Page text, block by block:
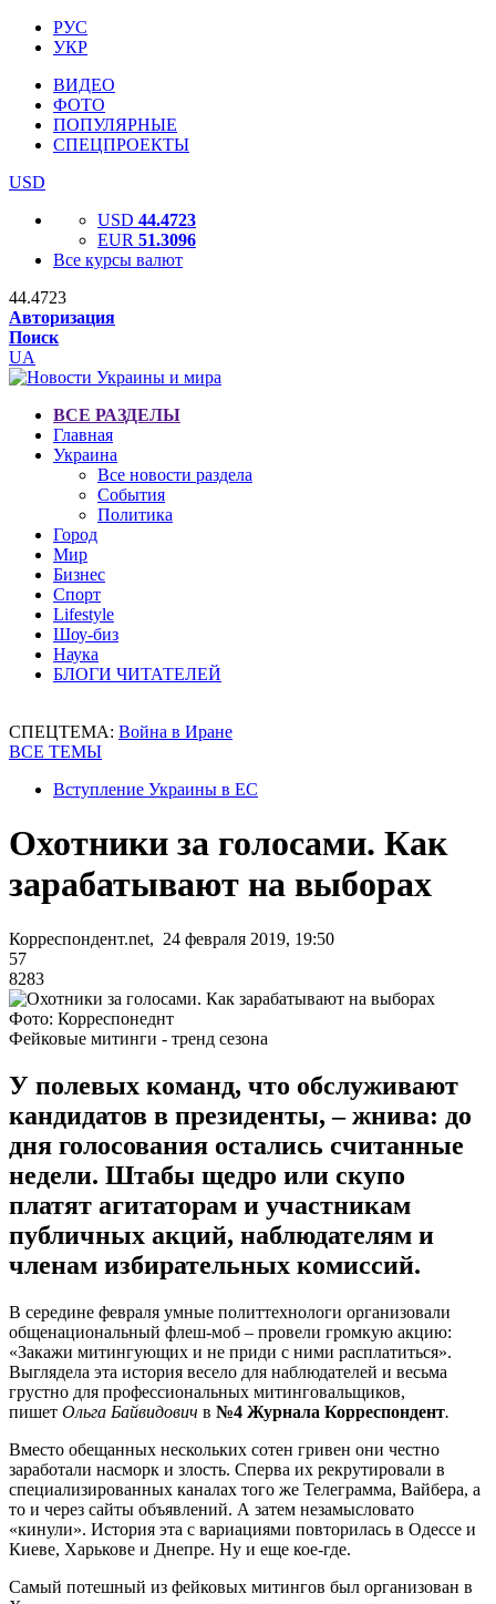
РУС
УКР
ВИДЕО
ФОТО
ПОПУЛЯРНЫЕ
СПЕЦПРОЕКТЫ
USD
USD 44.4723
EUR 51.3096
Все курсы валют
44.4723
Авторизация
Поиск
UA
ВСЕ РАЗДЕЛЫ
Главная
Украина
Все новости раздела
События
Политика
Город
Мир
Бизнес
Спорт
Lifestyle
Шоу-биз
Наука
БЛОГИ ЧИТАТЕЛЕЙ
СПЕЦТЕМА: Война в Иране
ВСЕ ТЕМЫ
Вступление Украины в ЕС
Охотники за голосами. Как
зарабатывают на выборах
Корреспондент.net, 24 февраля 2019, 19:50
57
8283
Фото: Корреспонеднт
Фейковые митинги - тренд сезона
У полевых команд, что обслуживают
кандидатов в президенты, – жнива: до
дня голосования остались считанные
недели. Штабы щедро или скупо
платят агитаторам и участникам
публичных акций, наблюдателям и
членам избирательных комиссий.
В середине февраля умные политтехнологи организовали
общенациональный флеш-моб – провели громкую акцию:
«Закажи митингующих и не приди с ними расплатиться».
Выглядела эта история весело для наблюдателей и весьма
грустно для профессиональных митинговальщиков,
пишет Ольга Байвидович в №4 Журнала Корреспондент.
Вместо обещанных нескольких сотен гривен они честно
заработали насморк и злость. Сперва их рекрутировали в
специализированных каналах того же Телеграмма, Вайбера, а
то и через сайты объявлений. А затем незамысловато
«кинули». История эта с вариациями повторилась в Одессе и
Киеве, Харькове и Днепре. Ну и еще кое-где.
Самый потешный из фейковых митингов был организован в